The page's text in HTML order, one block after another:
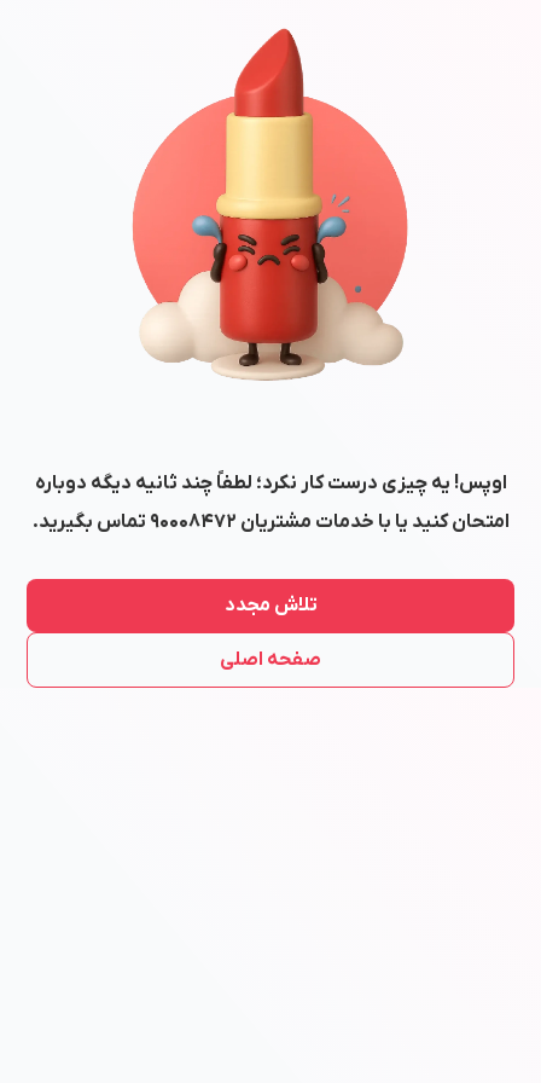
اوپس! یه چیزی درست کار نکرد؛ لطفاً چند ثانیه دیگه دوباره
امتحان کنید یا با خدمات مشتریان ۹۰۰۰۸۴۷۲ تماس بگیرید.
تلاش مجدد
صفحه اصلی